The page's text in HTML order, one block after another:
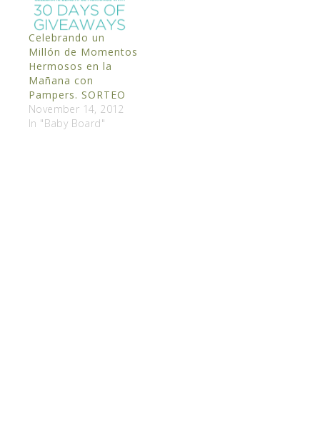
Celebrando un
Millón de Momentos
Hermosos en la
Mañana con
Pampers. SORTEO
November 14, 2012
In "Baby Board"